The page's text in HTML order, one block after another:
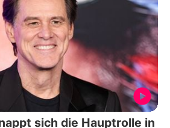
sich die Hauptrolle in